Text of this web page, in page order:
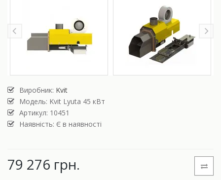
Виробник: Kvit
Модель: Kvit Lyuta 45 кВт
Артикул: 10451
Наявність: Є в наявності
79 276 грн.